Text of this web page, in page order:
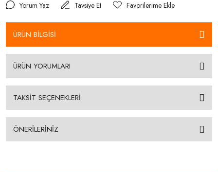
Yorum Yaz Tavsiye Et
ÜRÜN BİLGİSİ
ÜRÜN YORUMLARI
TAKSİT SEÇENEKLERİ
ÖNERİLERİNİZ